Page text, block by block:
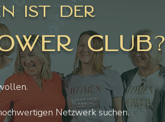
ist der
Club?
Netzwerk suchen.